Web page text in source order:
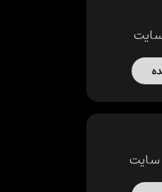
سایت